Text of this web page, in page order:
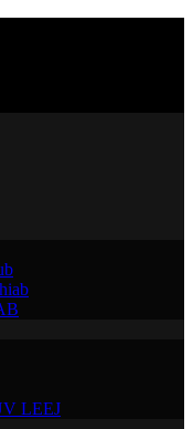
LEEJ